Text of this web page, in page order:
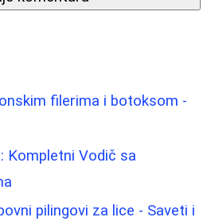
filerima i botoksom -
Kompletni Vodič sa
pilingovi za lice - Saveti i